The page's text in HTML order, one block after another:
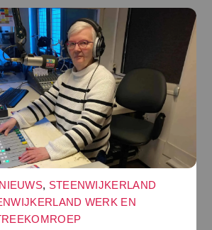
, STEENWIJKERLAND
WERK EN